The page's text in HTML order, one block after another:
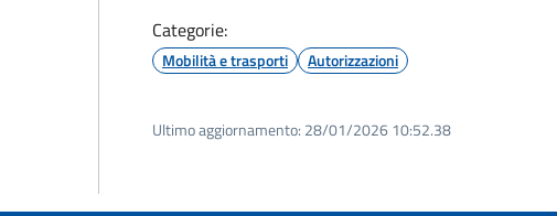
Categorie:
Mobilità e trasporti Autorizzazioni
Ultimo aggiornamento: 28/01/2026 10:52.38